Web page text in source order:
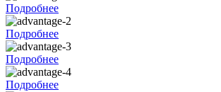
Подробнее
Подробнее
Подробнее
Подробнее